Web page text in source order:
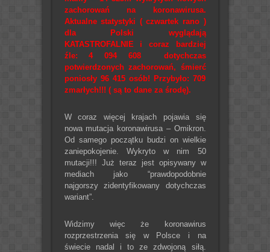
zachorowań na koronawirusa.
Aktualne statystyki ( czwartek rano )
dla Polski wyglądają
KATASTROFALNIE i coraz bardziej
źle: 4 094 608 dotychczas
potwierdzonych zachorowań, śmierć
poniosły 96 415 osób! Przybyło: 709
zmarłych!!! ( są to dane za środę).
W coraz więcej krajach pojawia się
nowa mutacja koronawirusa – Omikron.
Od samego początku budzi on wielkie
zaniepokojenie. Wykryto w nim 50
mutacji!!! Już teraz jest opisywany w
mediach jako “prawdopodobnie
najgorszy zidentyfikowany dotychczas
wariant”.
Widzimy więc że koronawirus
rozprzestrzenia się w Polsce i na
świecie nadal i to ze zdwojoną siłą.